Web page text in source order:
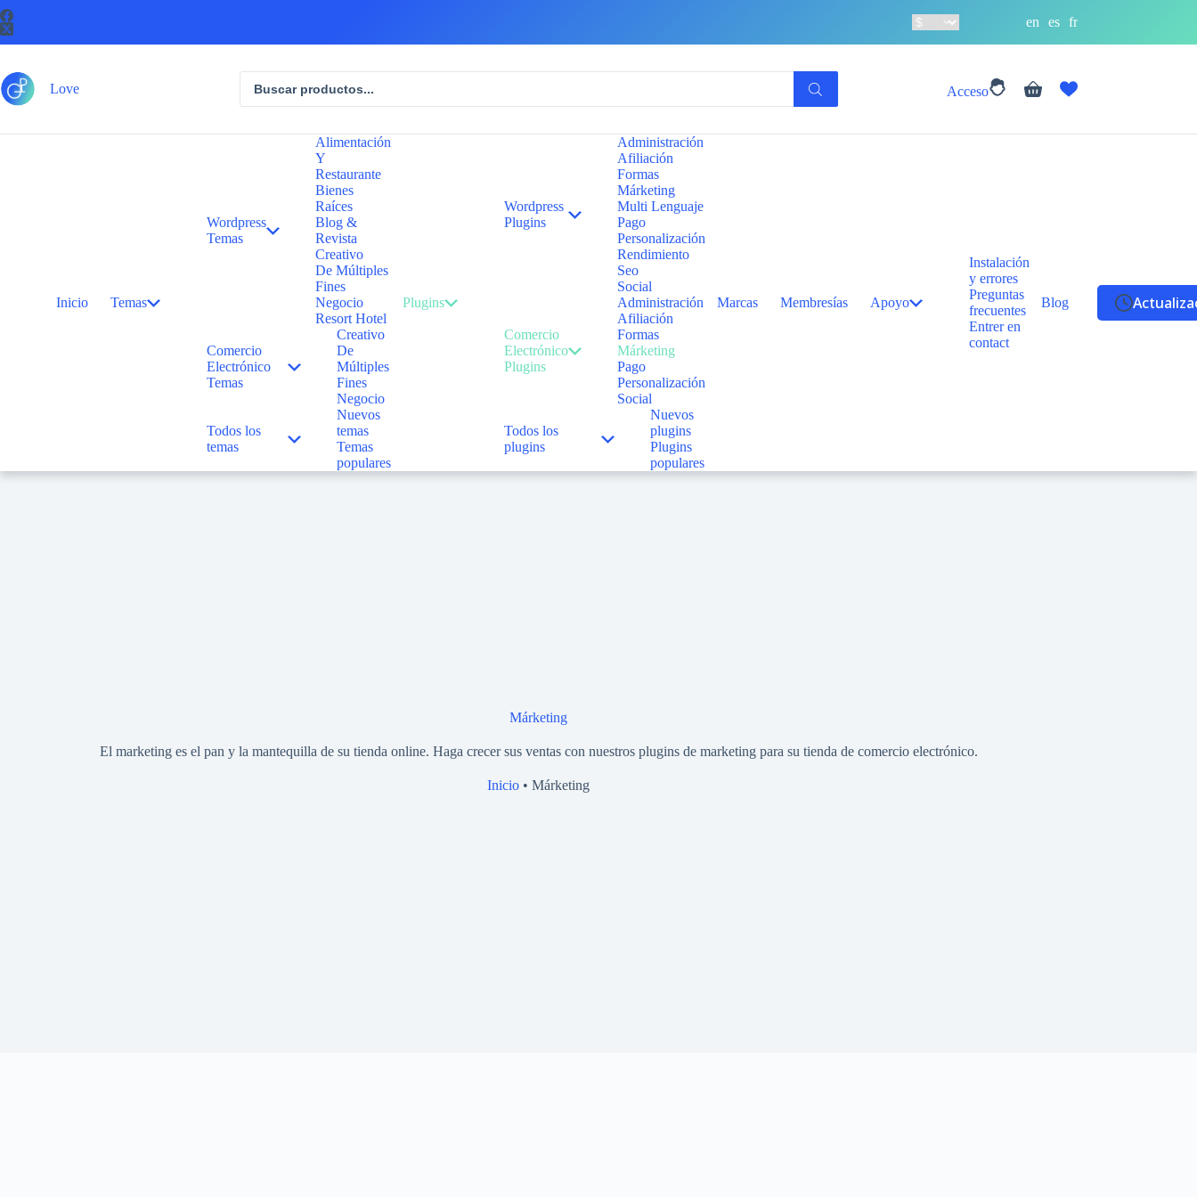
Saltar
al
contenido
en es fr
Love
productos
Acceso
Carro
Inicio Temas
Wordpress
Temas
Alimentación
Y
Restaurante
Bienes
Raíces
Blog &
Revista
Creativo
De Múltiples
Fines
Negocio
Resort Hotel
Comercio
Electrónico
Temas
Creativo
De
Múltiples
Fines
Negocio
Todos los
temas
Nuevos
temas
Temas
populares
Plugins
Wordpress
Plugins
Administración
Afiliación
Formas
Márketing
Multi Lenguaje
Pago
Personalización
Rendimiento
Seo
Social
Comercio
Electrónico
Plugins
Administración
Afiliación
Formas
Márketing
Pago
Personalización
Social
Todos los
plugins
Nuevos
plugins
Plugins
populares
Marcas Membresías Apoyo
Instalación
y errores
Preguntas
frecuentes
Entrer en
contact
Blog
Márketing
El marketing es el pan y la mantequilla de su tienda online. Haga crecer sus ventas con nuestros plugins de marketing para su tienda de comercio electrónico.
Inicio •Márketing